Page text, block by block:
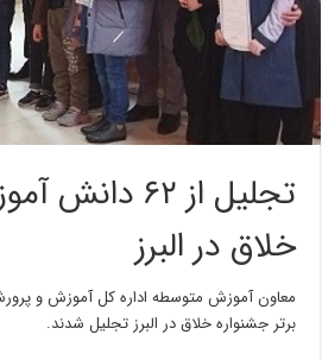
تجلیل از ۶۲
خلاق در البرز
برتر جشنواره خلاق در البرز تجلیل شدند.